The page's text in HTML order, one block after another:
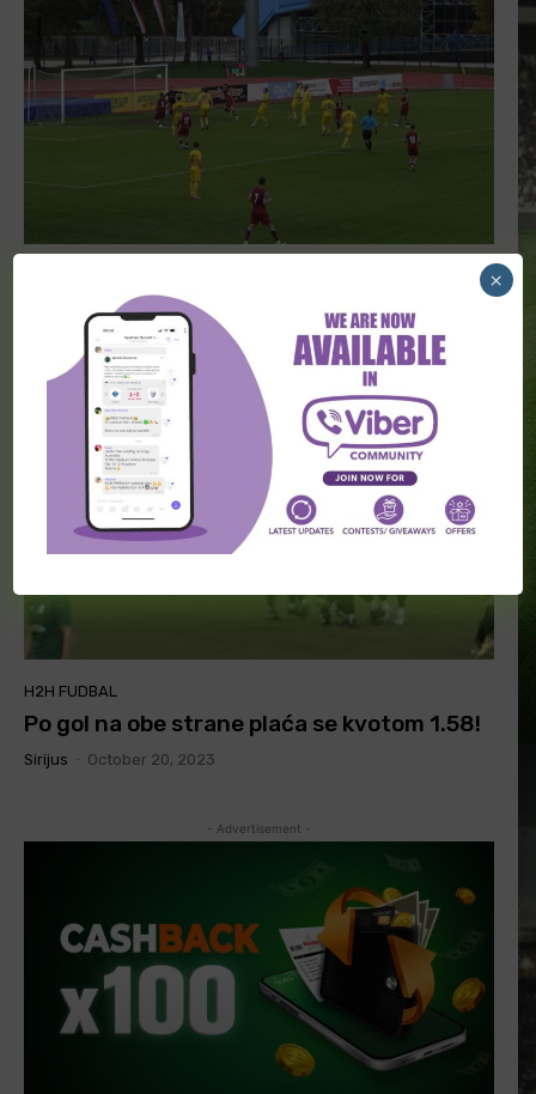
Triglav je u seriji od 6 pobeda nad ovim
protivnikom
Dušan November 18, 2023
H2H FUDBAL
Po gol na obe strane plaća se kvotom 1.58!
Sirijus October 20, 2023
- Advertisement -
×